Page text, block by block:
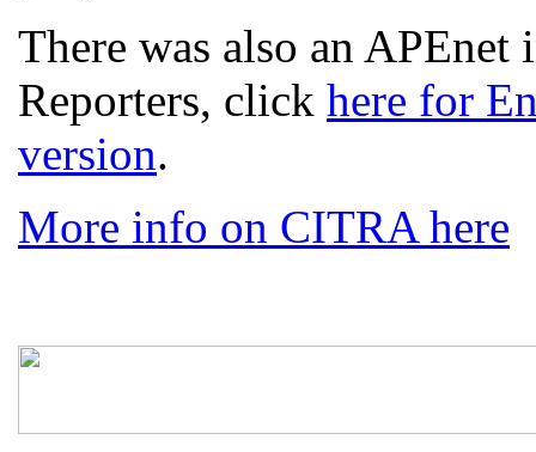
There was also an
Reporters, click here for
version.
More info on CITRA here